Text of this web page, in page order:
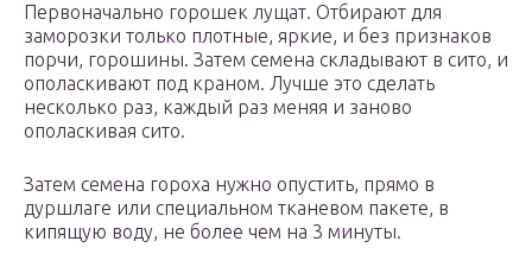
Первоначально горошек лущат. Отбирают для
заморозки только плотные, яркие, и без признаков
порчи, горошины. Затем семена складывают в сито, и
ополаскивают под краном. Лучше это сделать
несколько раз, каждый раз меняя и заново
ополаскивая сито.
Затем семена гороха нужно опустить, прямо в
дуршлаге или специальном тканевом пакете, в
кипящую воду, не более чем на 3 минуты.